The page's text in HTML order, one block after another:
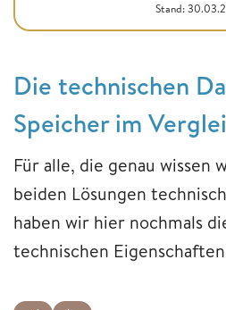
Stand:
Die technischen
Speicher im
Für alle, die genau wissen
beiden Lösungen
haben wir hier nochmals
technischen